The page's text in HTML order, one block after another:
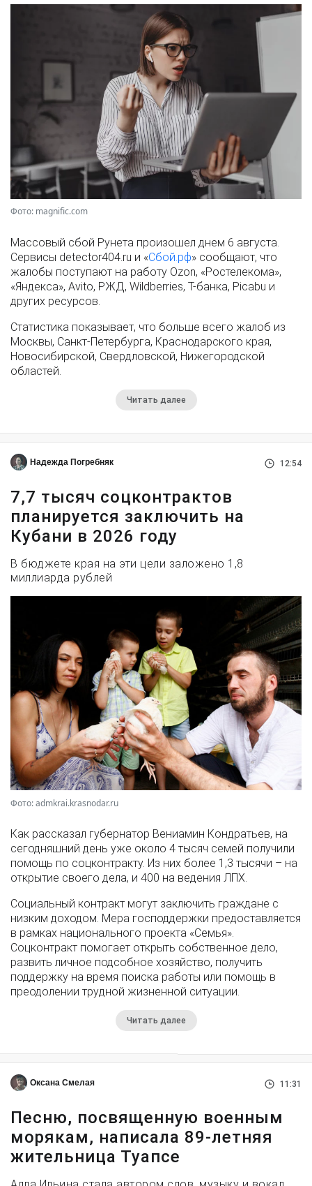
Фото: magnific.com
Массовый сбой Рунета произошел днем 6 августа.
Сервисы detector404.ru и «Сбой.рф» сообщают, что
жалобы поступают на работу Ozon, «Ростелекома»,
«Яндекса», Avito, РЖД, Wildberries, Т-банка, Picabu и
других ресурсов.
Статистика показывает, что больше всего жалоб из
Москвы, Санкт-Петербурга, Краснодарского края,
Новосибирской, Свердловской, Нижегородской
областей.
Читать далее
Надежда Погребняк 12:54
7,7 тысяч соцконтрактов
планируется заключить на
Кубани в 2026 году
В бюджете края на эти цели заложено 1,8
миллиарда рублей
Фото: admkrai.krasnodar.ru
Как рассказал губернатор Вениамин Кондратьев, на
сегодняшний день уже около 4 тысяч семей получили
помощь по соцконтракту. Из них более 1,3 тысячи – на
открытие своего дела, и 400 на ведения ЛПХ.
Социальный контракт могут заключить граждане с
низким доходом. Мера господдержки предоставляется
в рамках национального проекта «Семья».
Соцконтракт помогает открыть собственное дело,
развить личное подсобное хозяйство, получить
поддержку на время поиска работы или помощь в
преодолении трудной жизненной ситуации.
Читать далее
Оксана Смелая 11:31
Песню, посвященную военным
морякам, написала 89-летняя
жительница Туапсе